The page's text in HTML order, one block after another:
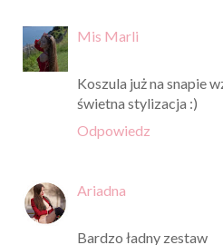
Mis Marli
Koszula już na snapie
świetna stylizacja :)
Odpowiedz
Ariadna
Bardzo ładny zestaw